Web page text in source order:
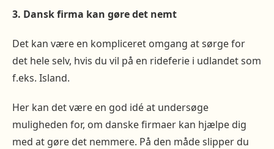
3. Dansk firma kan gøre det nemt
Det kan være en kompliceret omgang at sørge for
det hele selv, hvis du vil på en rideferie i udlandet som
f.eks. Island.
Her kan det være en god idé at undersøge
muligheden for, om danske firmaer kan hjælpe dig
med at gøre det nemmere. På den måde slipper du